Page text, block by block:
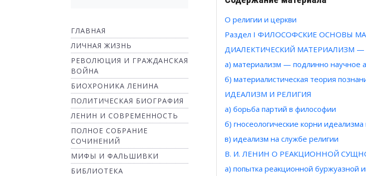
ГЛАВНАЯ
ЛИЧНАЯ ЖИЗНЬ
РЕВОЛЮЦИЯ И ГРАЖДАНСКАЯ
ВОЙНА
БИОХРОНИКА ЛЕНИНА
ПОЛИТИЧЕСКАЯ БИОГРАФИЯ
ЛЕНИН И СОВРЕМЕННОСТЬ
ПОЛНОЕ СОБРАНИЕ
СОЧИНЕНИЙ
МИФЫ И ФАЛЬШИВКИ
БИБЛИОТЕКА
О религии и церкви
Раздел I ФИЛОСОФСКИЕ ОСНОВЫ
ДИАЛЕКТИЧЕСКИЙ МАТЕРИАЛИЗМ
а) материализм — подлинно научное
б) материалистическая теория
ИДЕАЛИЗМ И РЕЛИГИЯ
а) борьба партий в философии
б) гносеологические корни идеализма
в) идеализм на службе религии
В. И. ЛЕНИН О РЕАКЦИОННОЙ
а) попытка реакционной буржуазной